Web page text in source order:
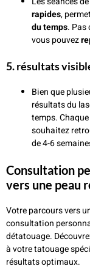
rapides,
du temps. Pas
vous pouvez
résultats
Bien que
résultats du
temps.
souhaitez
de 4-6
consultation personnalisée : votre démarrage
vers une peau
Votre parcours vers
consultation
détatouage.
à votre tatouage
résultats optimaux.